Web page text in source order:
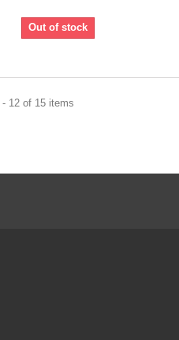
Out of stock
12 of 15 items